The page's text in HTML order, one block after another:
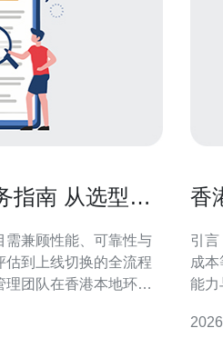
指南 从选型到
需兼顾性能、可靠性与
估到上线切换的全流程
团队在香港本地环境
香
引
成
能力
支持